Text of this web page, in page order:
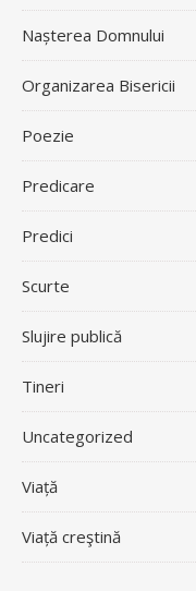
Nașterea Domnului
Organizarea Bisericii
Poezie
Predicare
Predici
Scurte
Slujire publică
Tineri
Uncategorized
Viață
Viață creştină